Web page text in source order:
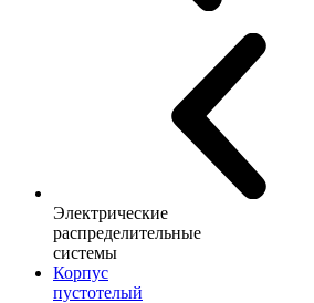
Электрические
распределительные
системы
Корпус
пустотелый